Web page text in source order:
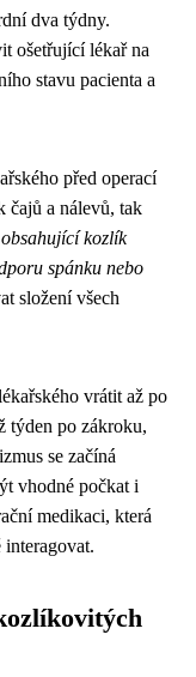
dva týdny.
ošetřující lékař na
stavu pacienta a
před operací
čajů a nálevů, tak
kozlík
spánku nebo
složení všech
vrátit až po
týden po zákroku,
se začíná
vhodné počkat i
medikaci, která